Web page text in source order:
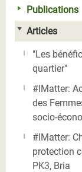
Publications
Articles
"Les
quartier"
#IMatter:
des
socio-
#IMatter:
protection
PK3, Bria